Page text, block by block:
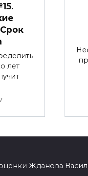
лет
Жданова